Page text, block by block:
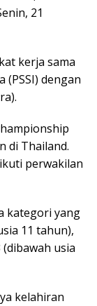
21
kerja sama
(PSSI) dengan
di Thailand.
perwakilan
kategori yang
11 tahun),
usia
kelahiran